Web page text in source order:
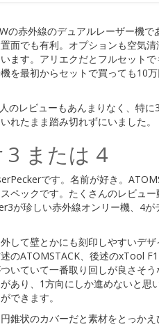
の赤外線のデュアルレーザー機で
面でも有利。オプションも空気清
ます。アリエクだとフルセットで
を最初からセットで買っても10
のレビューもあんまりなく、特に
れたまま踏み切れずにいました。
3 または 4
です。名前が好き。
ペックです。たくさんのレビュ
が珍しい赤外線オンリー機、4が
して壁とかにも刻印しやすいデ
のATOMSTACK、後述のxTool
いていて一番取り回しが良さそう
あり、1方向にしか進めないと思
できます。
錐状のカバーだと素材をとっか